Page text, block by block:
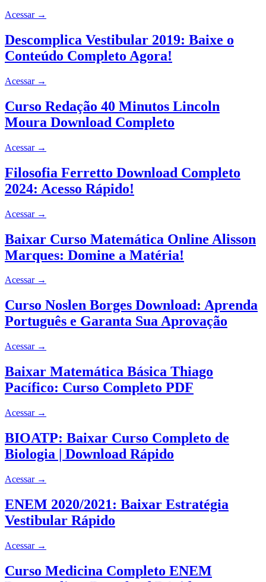
Acessar →
Descomplica Vestibular 2019: Baixe o
Conteúdo Completo Agora!
Acessar →
Curso Redação 40 Minutos Lincoln
Moura Download Completo
Acessar →
Filosofia Ferretto Download Completo
2024: Acesso Rápido!
Acessar →
Baixar Curso Matemática Online Alisson
Marques: Domine a Matéria!
Acessar →
Curso Noslen Borges Download: Aprenda
Português e Garanta Sua Aprovação
Acessar →
Baixar Matemática Básica Thiago
Pacífico: Curso Completo PDF
Acessar →
BIOATP: Baixar Curso Completo de
Biologia | Download Rápido
Acessar →
ENEM 2020/2021: Baixar Estratégia
Vestibular Rápido
Acessar →
Curso Medicina Completo ENEM